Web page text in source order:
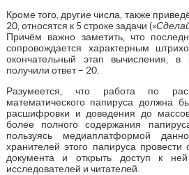
Кроме того, другие числа, также
20, относятся к 5 строке задачи («
Причём важно заметить, что
сопровождается характерным
окончательный этап вычисления, в
получили ответ – 20.
Разумеется, что работа по
математического папируса должна
расшифровки и доведения до
более полного содержания
пользуясь медиаплатформой
хранителей этого папируса провести
документа и открыть доступ к
исследователей и читателей.